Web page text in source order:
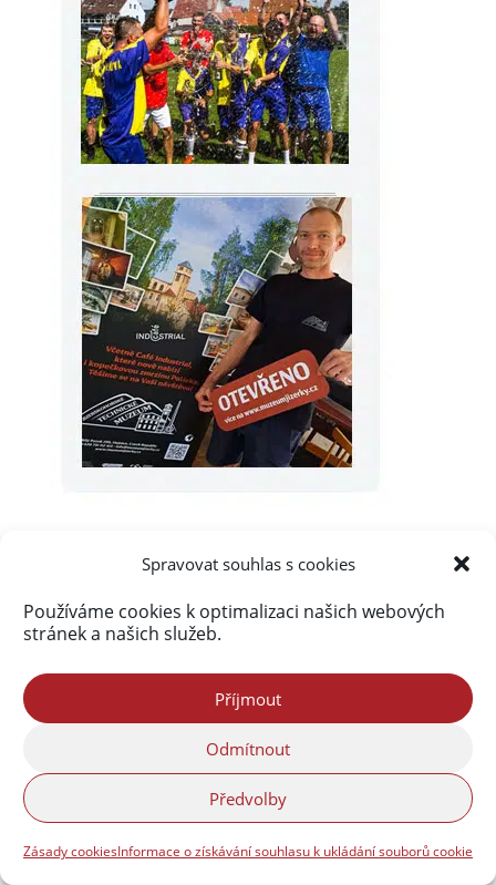
Spravovat souhlas s cookies
Používáme cookies k optimalizaci našich webových
stránek a našich služeb.
Příjmout
Odmítnout
Předvolby
Zásady cookiesInformace o získávání souhlasu k ukládání souborů cookie